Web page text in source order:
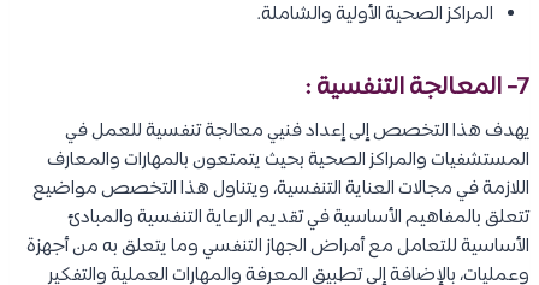
المراكز الصحية الأولية والشاملة.
7- المعالجة التنفسية :
يهدف هذا التخصص إلى إعداد فنيي معالجة تنفسية للعمل في
المستشفيات والمراكز الصحية بحيث يتمتعون بالمهارات والمعارف
اللازمة في مجالات العناية التنفسية، ويتناول هذا التخصص مواضيع
تتعلق بالمفاهيم الأساسية في تقديم الرعاية التنفسية والمبادئ
الأساسية للتعامل مع أمراض الجهاز التنفسي وما يتعلق به من أجهزة
وعمليات، بالإضافة إلى تطبيق المعرفة والمهارات العملية والتفكير